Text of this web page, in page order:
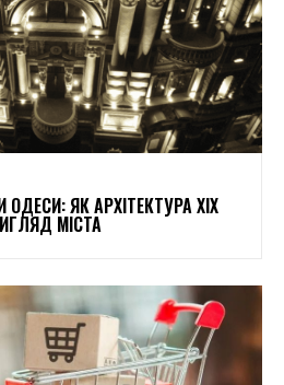
ЯК АРХІТЕКТУРА XIX
МІСТА